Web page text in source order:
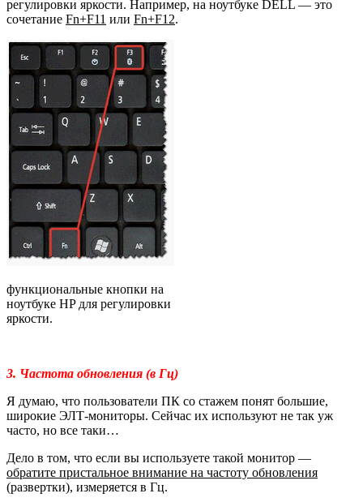
регулировки яркости. Например, на ноутбуке DELL — это
сочетание Fn+F11 или Fn+F12.
функциональные кнопки на
ноутбуке HP для регулировки
яркости.
3. Частота обновления (в Гц)
Я думаю, что пользователи ПК со стажем понят большие,
широкие ЭЛТ-мониторы. Сейчас их используют не так уж
часто, но все таки…
Дело в том, что если вы используете такой монитор —
обратите пристальное внимание на частоту обновления
(развертки), измеряется в Гц.